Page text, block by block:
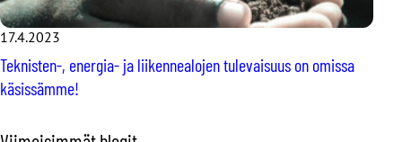
17.4.2023
Teknisten-, energia- ja liikennealojen tulevaisuus on omissa
käsissämme!
O